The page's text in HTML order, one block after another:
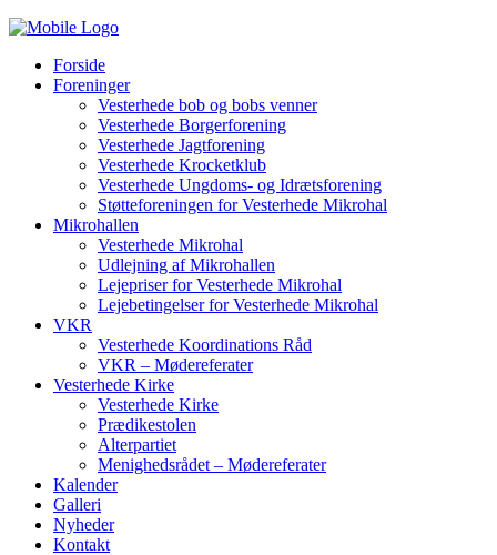
Forside
Foreninger
Vesterhede bob og bobs venner
Vesterhede Borgerforening
Vesterhede Jagtforening
Vesterhede Krocketklub
Vesterhede Ungdoms- og Idrætsforening
Støtteforeningen for Vesterhede Mikrohal
Mikrohallen
Vesterhede Mikrohal
Udlejning af Mikrohallen
Lejepriser for Vesterhede Mikrohal
Lejebetingelser for Vesterhede Mikrohal
VKR
Vesterhede Koordinations Råd
VKR – Mødereferater
Vesterhede Kirke
Vesterhede Kirke
Prædikestolen
Alterpartiet
Menighedsrådet – Mødereferater
Kalender
Galleri
Nyheder
Kontakt